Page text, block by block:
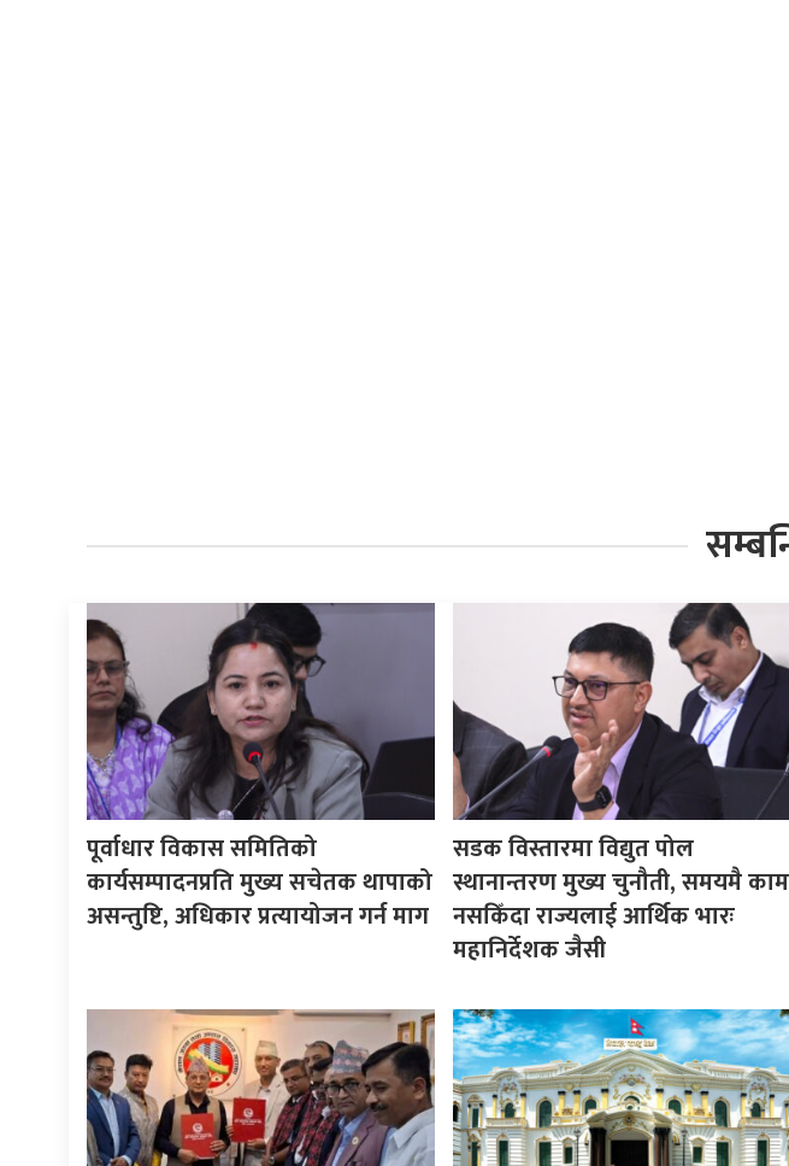
पूर्वाधार विकास समितिको
कार्यसम्पादनप्रति मुख्य सचेतक थापाको
असन्तुष्टि, अधिकार प्रत्यायोजन गर्न माग
सडक विस्तारमा विद्युत पोल
स्थानान्तरण मुख्य चुनौती, समयमै काम
नसकिँदा राज्यलाई आर्थिक भारः
महानिर्देशक जैसी